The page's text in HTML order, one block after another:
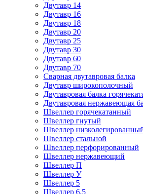
Двутавр 14
Двутавр 16
Двутавр 18
Двутавр 20
Двутавр 25
Двутавр 30
Двутавр 60
Двутавр 70
Сварная двутавровая балка
Двутавр широкополочный
Двутавровая балка
Двутавровая нержавеющая
Швеллер горячекатанный
Швеллер гнутый
Швеллер
Швеллер стальной
Швеллер перфорированный
Швеллер нержавеющий
Швеллер П
Швеллер У
Швеллер 5
Швеллер 6,5